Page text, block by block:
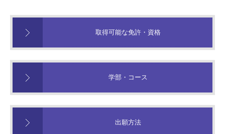
取得可能な免許・資格
学部・コース
出願方法